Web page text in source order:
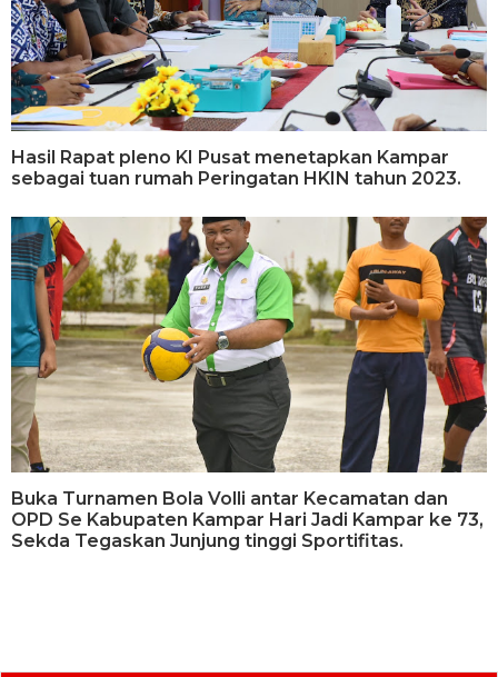
Hasil Rapat pleno KI Pusat menetapkan Kampar
sebagai tuan rumah Peringatan HKIN tahun 2023.
Buka Turnamen Bola Volli antar Kecamatan dan
OPD Se Kabupaten Kampar Hari Jadi Kampar ke 73,
Sekda Tegaskan Junjung tinggi Sportifitas.